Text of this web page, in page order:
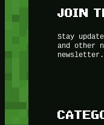
JOIN
Stay
and other
newsletter.